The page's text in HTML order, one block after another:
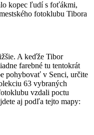
kopec ľudí s foťákmi,
fotoklubu Tibora
A keďže Tibor
farebné tu tentokrát
pohybovať v Senci, určite
63 vybraných
vzdali poctu
aj podľa tejto mapy: